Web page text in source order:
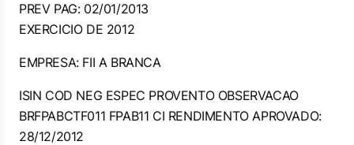
PREV PAG: 02/01/2013
EXERCICIO DE 2012
EMPRESA: FII A BRANCA
ISIN COD NEG ESPEC PROVENTO OBSERVACAO
BRFPABCTF011 FPAB11 CI RENDIMENTO APROVADO:
28/12/2012